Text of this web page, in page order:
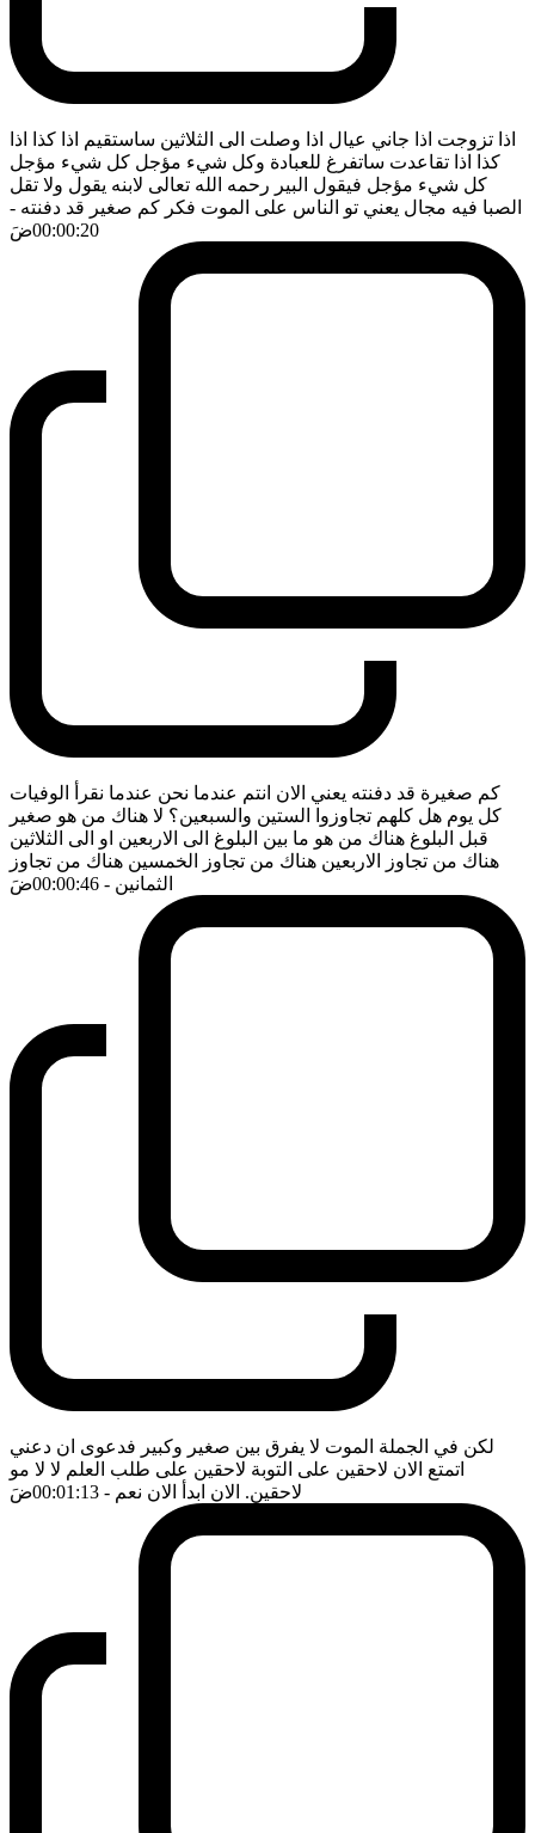
اذا تزوجت اذا جاني عيال اذا وصلت الى الثلاثين ساستقيم اذا كذا اذا
كذا اذا تقاعدت ساتفرغ للعبادة وكل شيء مؤجل كل شيء مؤجل
كل شيء مؤجل فيقول البير رحمه الله تعالى لابنه يقول ولا تقل
الصبا فيه مجال يعني تو الناس على الموت فكر كم صغير قد دفنته -
00:00:20ضَ
كم صغيرة قد دفنته يعني الان انتم عندما نحن عندما نقرأ الوفيات
كل يوم هل كلهم تجاوزوا الستين والسبعين؟ لا هناك من هو صغير
قبل البلوغ هناك من هو ما بين البلوغ الى الاربعين او الى الثلاثين
هناك من تجاوز الاربعين هناك من تجاوز الخمسين هناك من تجاوز
الثمانين - 00:00:46 ضَ
لكن في الجملة الموت لا يفرق بين صغير وكبير فدعوى ان دعني
اتمتع الان لاحقين على التوبة لاحقين على طلب العلم لا لا مو
لاحقين. الان ابدأ الان نعم - 00:01:13 ضَ